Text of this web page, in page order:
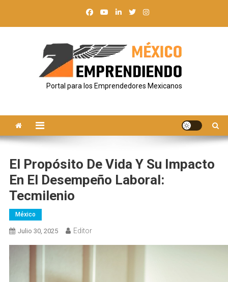
Portal para los Emprendedores Mexicanos
El Propósito De Vida Y Su Impacto
En El Desempeño Laboral:
Tecmilenio
México
Julio 30, 2025 Editor